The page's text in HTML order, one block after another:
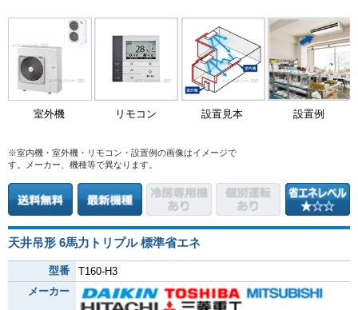
室外機 リモコン 設置見本 設置例
※室内機・室外機・リモコン・設置例の画像はイメージで
す。メーカー、機種等で異なります。
天井吊形 6馬力トリプル 標準省エネ
型番
T160-H3
メーカー